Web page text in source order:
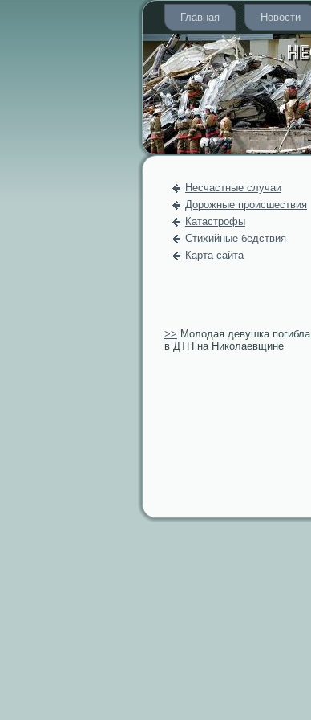
Главная Новости
Несчастные случаи
Дорожные происшествия
Катастрофы
Стихийные бедствия
Карта сайта
>> Молодая девушка погибла
в ДТП на Николаевщине